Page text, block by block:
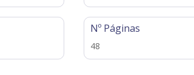
Nº Páginas
48